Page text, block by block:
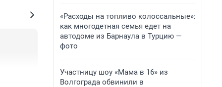
«Расходы на топливо колоссальные»:
как многодетная семья едет на
автодоме из Барнаула в Турцию —
фото
Участницу шоу «Мама в 16» из
Волгограда обвинили в